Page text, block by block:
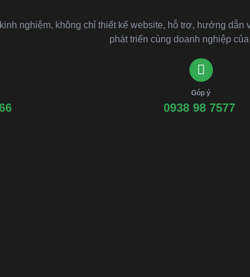
nghiệm, không chỉ thiết kế website, hỗ trợ, hướng
phát triển cùng doanh nghiệp
Góp ý
0938 98 7577